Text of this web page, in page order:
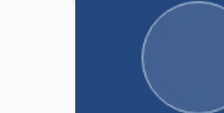
Bérénice Duboc
Mandataire Judiciaire
Voir le profil